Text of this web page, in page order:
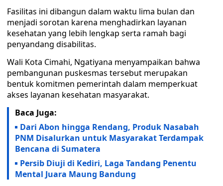
Fasilitas ini dibangun dalam waktu lima bulan dan
menjadi sorotan karena menghadirkan layanan
kesehatan yang lebih lengkap serta ramah bagi
penyandang disabilitas.
Wali Kota Cimahi, Ngatiyana menyampaikan bahwa
pembangunan puskesmas tersebut merupakan
bentuk komitmen pemerintah dalam memperkuat
akses layanan kesehatan masyarakat.
Baca Juga:
Dari Abon hingga Rendang, Produk Nasabah
PNM Disalurkan untuk Masyarakat Terdampak
Bencana di Sumatera
Persib Diuji di Kediri, Laga Tandang Penentu
Mental Juara Maung Bandung